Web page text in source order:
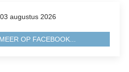
03 augustus 2026
OP FACEBOOK...